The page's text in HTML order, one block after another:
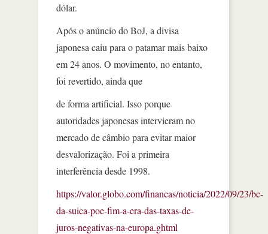
dólar.
Após o anúncio do BoJ, a divisa
japonesa caiu para o patamar mais baixo
em 24 anos. O movimento, no entanto,
foi revertido, ainda que
de forma artificial. Isso porque
autoridades japonesas intervieram no
mercado de câmbio para evitar maior
desvalorização. Foi a primeira
interferência desde 1998.
https://valor.globo.com/financas/noticia/2022/09/23/bc-
da-suica-poe-fim-a-era-das-taxas-de-
juros-negativas-na-europa.ghtml